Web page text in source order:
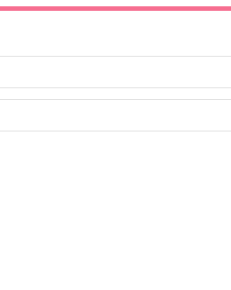
十三駅
南方駅